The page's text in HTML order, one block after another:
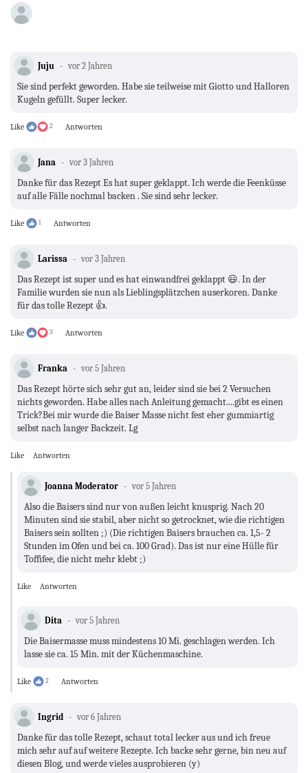
Juju vor 2 Jahren
Sie sind perfekt geworden. Habe sie teilweise mit Giotto und Halloren
Kugeln gefüllt. Super lecker.
Like 2 Antworten
Jana vor 3 Jahren
Danke für das Rezept Es hat super geklappt. Ich werde die Feenküsse
auf alle Fälle nochmal backen . Sie sind sehr lecker.
Like 1 Antworten
Larissa vor 3 Jahren
Das Rezept ist super und es hat einwandfrei geklappt 😃. In der
Familie wurden sie nun als Lieblingsplätzchen auserkoren. Danke
für das tolle Rezept 👍.
Like 3 Antworten
Franka vor 5 Jahren
Das Rezept hörte sich sehr gut an, leider sind sie bei 2 Versuchen
nichts geworden. Habe alles nach Anleitung gemacht....gibt es einen
Trick?Bei mir wurde die Baiser Masse nicht fest eher gummiartig
selbst nach langer Backzeit. Lg
Like Antworten
Joanna Moderator vor 5 Jahren
Also die Baisers sind nur von außen leicht knusprig. Nach 20
Minuten sind sie stabil, aber nicht so getrocknet, wie die richtigen
Baisers sein sollten ;) (Die richtigen Baisers brauchen ca. 1,5- 2
Stunden im Ofen und bei ca. 100 Grad). Das ist nur eine Hülle für
Toffifee, die nicht mehr klebt ;)
Like Antworten
Dita vor 5 Jahren
Die Baisermasse muss mindestens 10 Mi. geschlagen werden. Ich
lasse sie ca. 15 Min. mit der Küchenmaschine.
Like 2 Antworten
Ingrid vor 6 Jahren
Danke für das tolle Rezept, schaut total lecker aus und ich freue
mich sehr auf auf weitere Rezepte. Ich backe sehr gerne, bin neu auf
diesen Blog, und werde vieles ausprobieren (y)